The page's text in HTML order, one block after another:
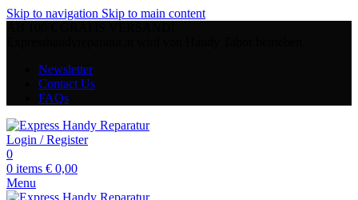
Skip to navigation Skip to main content
Newsletter
Contact Us
FAQs
Login / Register
0
0 items € 0,00
Menu